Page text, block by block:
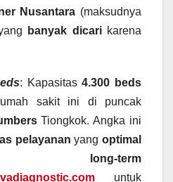
Nusantara (maksudnya
banyak dicarikarena
: Kapasitas4.300 beds
sakit ini di puncak
Tiongkok. Angka ini
pelayanan yang optimal
long-term
untuk